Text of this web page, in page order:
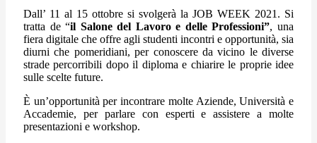
Dall’ 11 al 15 ottobre si svolgerà la JOB WEEK 2021. Si
tratta de “il Salone del Lavoro e delle Professioni”, una
fiera digitale che offre agli studenti incontri e opportunità, sia
diurni che pomeridiani, per conoscere da vicino le diverse
strade percorribili dopo il diploma e chiarire le proprie idee
sulle scelte future.
È un’opportunità per incontrare molte Aziende, Università e
Accademie, per parlare con esperti e assistere a molte
presentazioni e workshop.